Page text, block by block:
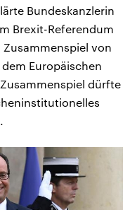
Bundeskanzlerin
Brexit-Referendum
von
Europäischen
dürfte